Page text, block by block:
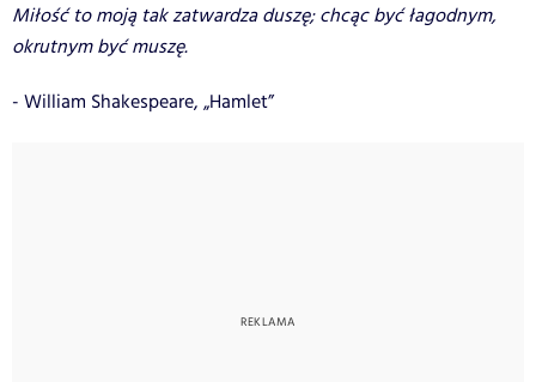
Miłość to moją tak zatwardza duszę; chcąc być łagodnym,
okrutnym być muszę.
- William Shakespeare, „Hamlet”